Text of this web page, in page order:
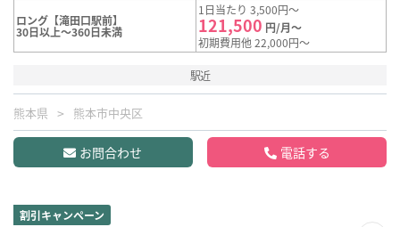
ロング【滝田口駅前】
30日以上～360日未満
1日当たり 3,500円～
121,500 円/月～
初期費用他 22,000円～
駅近
熊本県 熊本市中央区
お問合わせ 電話する
割引キャンペーン